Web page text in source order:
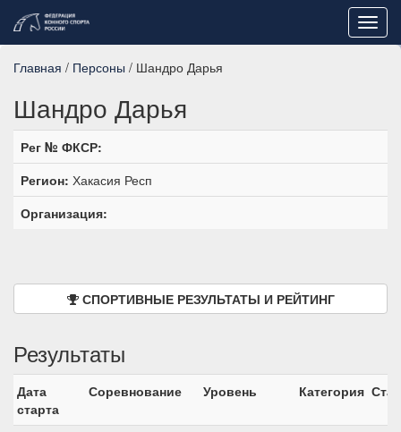
Главная / Персоны / Шандро Дарья
Шандро Дарья
Рег № ФКСР:
Регион: Хакасия Респ
Организация:
СПОРТИВНЫЕ РЕЗУЛЬТАТЫ И РЕЙТИНГ
Результаты
Дата
старта
Соревнование Уровень Категория